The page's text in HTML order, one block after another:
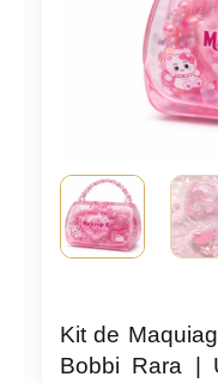
Kit de
Bobbi Rara |